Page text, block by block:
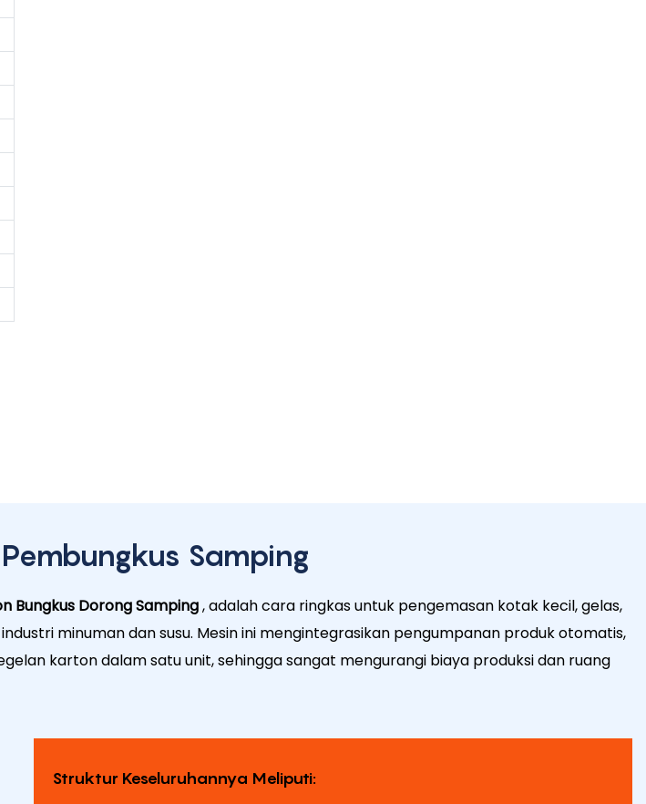
Samping
Bungkus Dorong Samping, adalah cara ringkas untuk pengemasan kotak kecil, gelas,
minuman dan susu. Mesin ini mengintegrasikan pengumpanan produk otomatis,
karton dalam satu unit, sehingga sangat mengurangi biaya produksi dan ruang
Struktur Keseluruhannya Meliputi: